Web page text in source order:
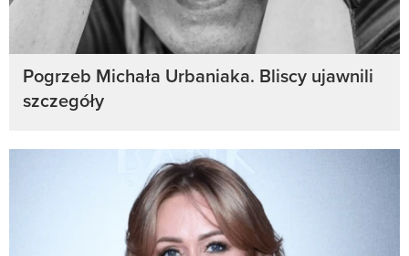
Pogrzeb Michała Urbaniaka. Bliscy ujawnili
szczegóły